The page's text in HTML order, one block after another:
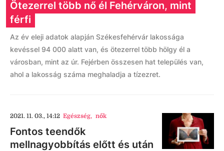
Ötezerrel több nő él Fehérváron, mint
férfi
Az év eleji adatok alapján Székesfehérvár lakossága
kevéssel 94 000 alatt van, és ötezerrel több hölgy él a
városban, mint az úr. Fejérben összesen hat település van,
ahol a lakosság száma meghaladja a tízezret.
2021. 11. 03., 14:12 Egészség, nők
Fontos teendők
mellnagyobbítás előtt és után